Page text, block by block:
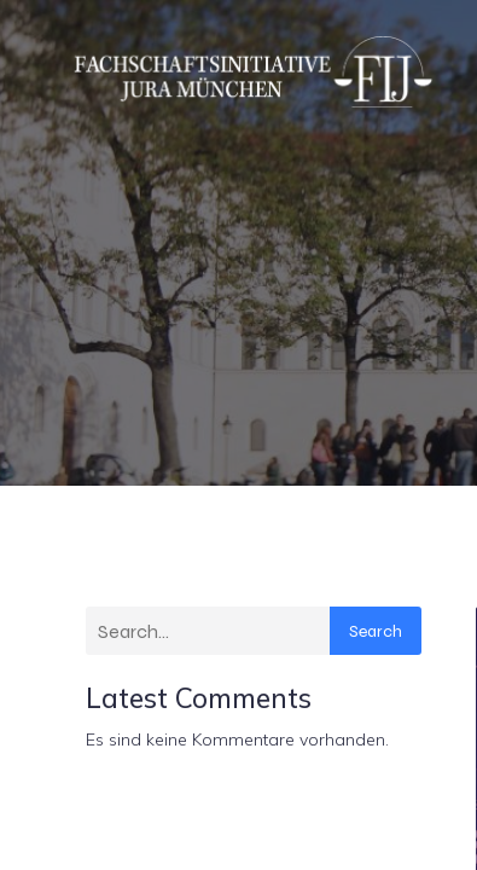
Search
Latest Comments
Es sind keine Kommentare vorhanden.